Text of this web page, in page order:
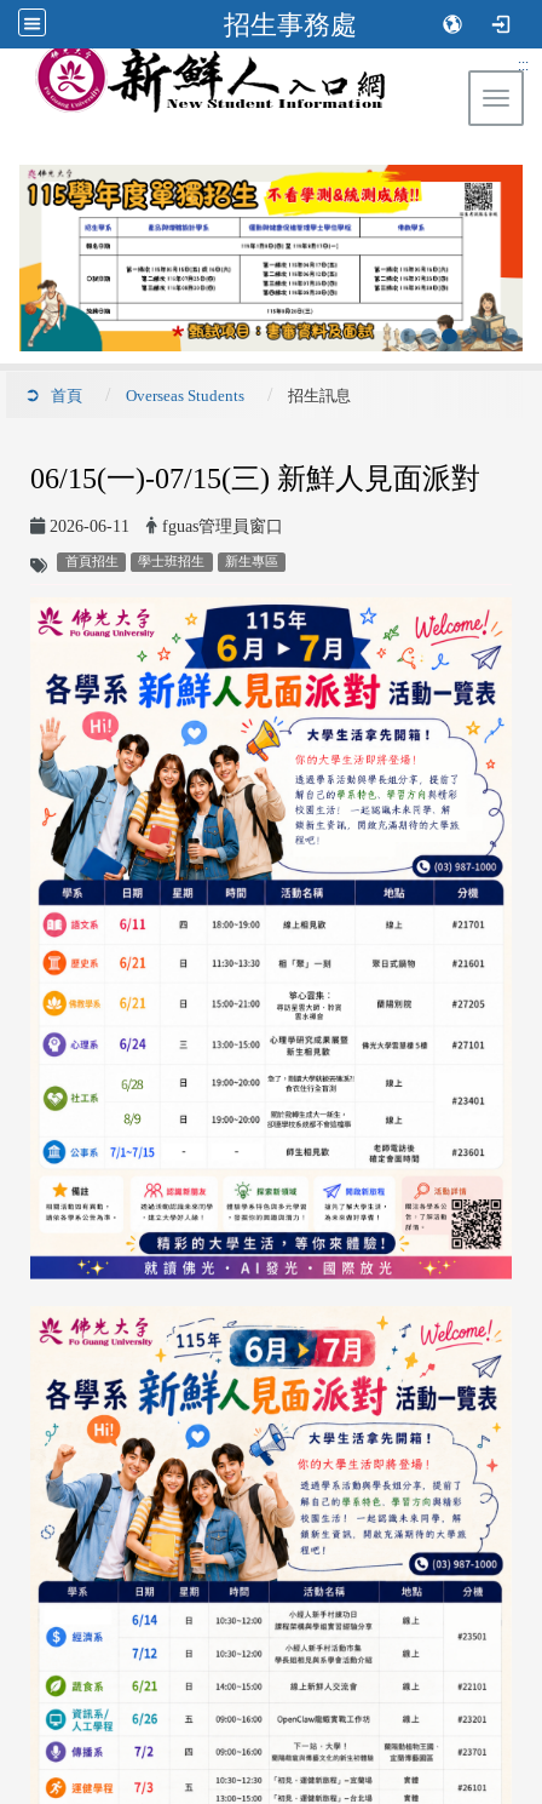
招生事務處
:::
首頁 Overseas Students 招生訊息
06/15(一)-07/15(三) 新鮮人見面派對
2026-06-11 fguas管理員窗口
首頁招生 學士班招生 新生專區